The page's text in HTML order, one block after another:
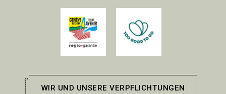
WIR UND UNSERE VERPFLICHTUNGEN